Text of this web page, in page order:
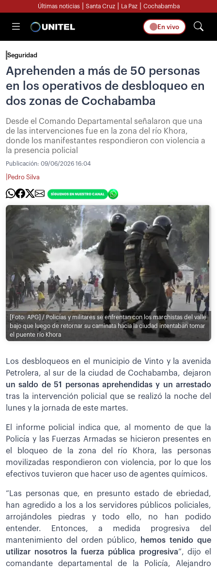
Últimas noticias Santa Cruz La Paz Cochabamba
En vivo
Seguridad
Aprehenden a más de 50 personas
en los operativos de desbloqueo en
dos zonas de Cochabamba
Desde el Comando Departamental señalaron que una
de las intervenciones fue en la zona del río Khora,
donde los manifestantes respondieron con violencia a
la presencia policial
Publicación: 09/06/2026 16:04
Pedro Silva
[Foto: APG] / Policías y militares se enfrentan con los marchistas del valle
bajo que luego de retornar su caminata hacia la ciudad intentaban tomar
el puente río Khora
Los desbloqueos en el municipio de Vinto y la avenida
Petrolera, al sur de la ciudad de Cochabamba, dejaron
un saldo de 51 personas aprehendidas y un arrestado
tras la intervención policial que se realizó la noche del
lunes y la jornada de este martes.
El informe policial indica que, al momento de que la
Policía y las Fuerzas Armadas se hicieron presentes en
el bloqueo de la zona del río Khora, las personas
movilizadas respondieron con violencia, por lo que los
efectivos tuvieron que hacer uso de agentes químicos.
“Las personas que, en presunto estado de ebriedad,
han agredido a los a los servidores públicos policiales,
arrojándoles piedras y todo ello, no han podido
entender. Entonces, a medida progresiva del
mantenimiento del orden público, hemos tenido que
utilizar nosotros la fuerza pública progresiva”, dijo el
comandante departamental de la Policía, Alejandro